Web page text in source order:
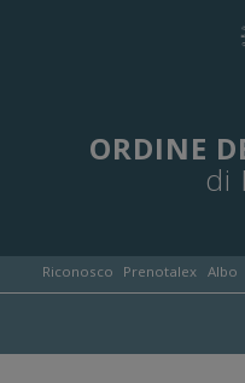
ORDINE
di
Riconosco Prenotalex Albo